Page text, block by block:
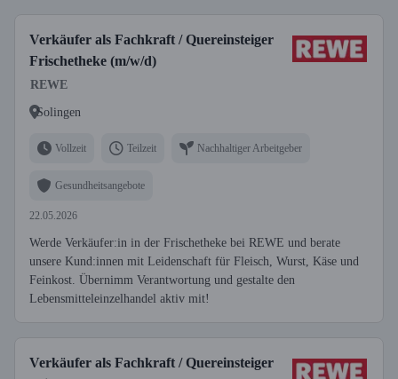
Verkäufer als Fachkraft / Quereinsteiger
Frischetheke (m/w/d)
REWE
Solingen
Vollzeit Teilzeit Nachhaltiger Arbeitgeber
Gesundheitsangebote
22.05.2026
Werde Verkäufer:in in der Frischetheke bei REWE und berate
unsere Kund:innen mit Leidenschaft für Fleisch, Wurst, Käse und
Feinkost. Übernimm Verantwortung und gestalte den
Lebensmitteleinzelhandel aktiv mit!
Verkäufer als Fachkraft / Quereinsteiger